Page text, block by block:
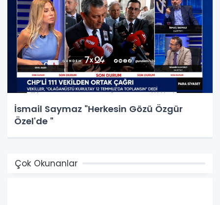
İsmail Saymaz "Herkesin Gözü Özgür
Özel'de "
Çok Okunanlar